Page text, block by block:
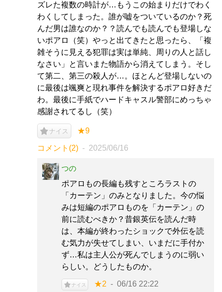
ズレた複数の時計が…もうこの始まりだけでわく
わくしてしまった。誰が嘘をついているのか？死
んだ男は誰なのか？？読んでも読んでも登場しな
いポアロ（笑）やっと出てきたと思ったら、「複
雑そうに見える犯罪は実は単純、周りの人と話し
なさい」と言いまた物語から消えてしまう。そし
て第二、第三の殺人が…。ほとんど登場しないの
に最後は颯爽と現れ事件を解決するポアロ好きだ
わ。最後に手紙でハードキャスル警部にめっちゃ
感謝されてるし（笑）
ナイス ★9
コメント(2) 2025/06/16
つの
ポアロもの長編も残すところラストの
「カーテン」のみとなりました。今の悩
みは短編のポアロものを「カーテン」の
前に読むべきか？昔銀英伝を読んだ時
は、本編が終わったショックで外伝を読
む気力が失せてしまい、いまだに手付か
ず…私は主人公が死んでしまうのに弱い
らしい。どうしたものか。
ナイス ★2 06/16 22:22